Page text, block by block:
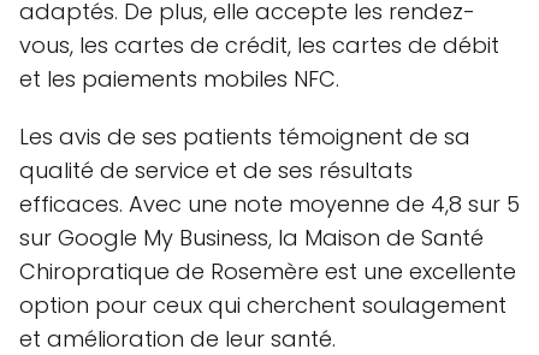
adaptés. De plus, elle accepte les rendez-
vous, les cartes de crédit, les cartes de débit
et les paiements mobiles NFC.
Les avis de ses patients témoignent de sa
qualité de service et de ses résultats
efficaces. Avec une note moyenne de 4,8 sur 5
sur Google My Business, la Maison de Santé
Chiropratique de Rosemère est une excellente
option pour ceux qui cherchent soulagement
et amélioration de leur santé.